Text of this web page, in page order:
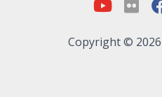
Copyright © 2026